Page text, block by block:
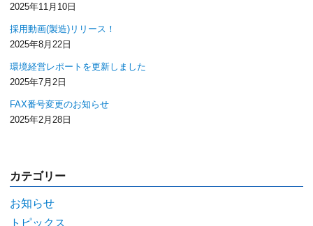
2025年11月10日
採用動画(製造)リリース！
2025年8月22日
環境経営レポートを更新しました
2025年7月2日
FAX番号変更のお知らせ
2025年2月28日
カテゴリー
お知らせ
トピックス